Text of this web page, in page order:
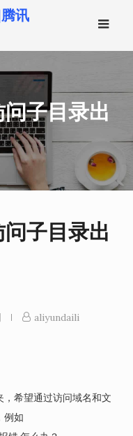
讯
子目录出
子目录出
aliyundaili
希望通过访问域名和文
例如